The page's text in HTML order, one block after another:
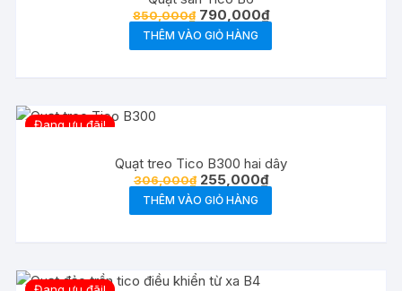
850,000₫ Giá
gốc
là:
850,000₫.
790,000₫Giá
hiện
là:
THÊM VÀO GIỎ HÀNG
Đang ưu đãi!
Quạt treo Tico B300 hai dây
306,000₫ Giá
gốc
là:
306,000₫.
255,000₫Giá
hiện
là:
THÊM VÀO GIỎ HÀNG